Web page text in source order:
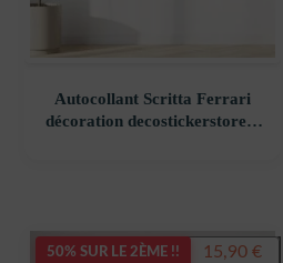
Autocollant Scritta Ferrari
décoration decostickerstore –
50% SUR LE 2ÈME !!
19,90€
Le15,90€Le